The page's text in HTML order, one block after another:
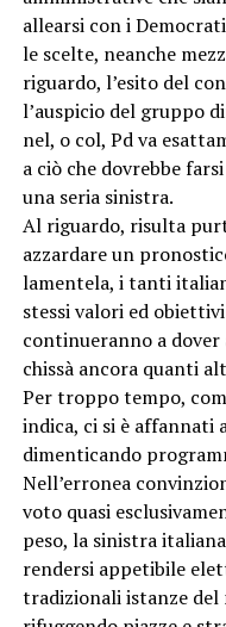
allearsi con i
le scelte, neanche
riguardo, l’esito del
l’auspicio del gruppo
nel, o col, Pd va
a ciò che dovrebbe
una seria sinistra.
Al riguardo, risulta
azzardare un
lamentela, i tanti
stessi valori ed
continueranno a
chissà ancora quanti
Per troppo tempo,
indica, ci si è
dimenticando
Nell’erronea
voto quasi
peso, la sinistra
rendersi appetibile
tradizionali istanze